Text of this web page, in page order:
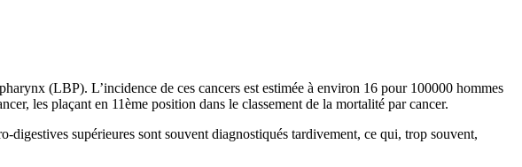
(LBP). L’incidence de ces cancers est estimée à environ 16 pour 100000 hommes
les plaçant en 11ème position dans le classement de la mortalité par cancer.
supérieures sont souvent diagnostiqués tardivement, ce qui, trop souvent,